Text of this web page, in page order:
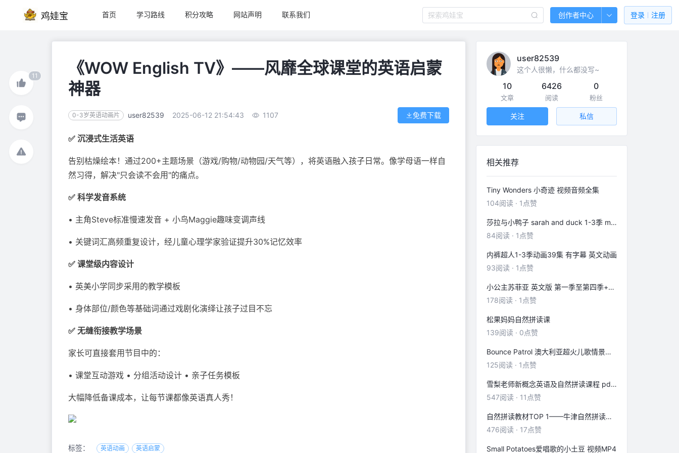
鸡娃宝 首页 学习路线 积分攻略 网站声明 联系我们 创作者中心 登录 注册
《WOW English TV》——风靡全球课堂的英语启蒙
神器
0-3岁英语动画片 user82539 2025-06-12 21:54:43 1107 免费下载
✅ 沉浸式生活英语
告别枯燥绘本！通过200+主题场景（游戏/购物/动物园/天气等），将英语融入孩子日常。像学母语一样自
然习得，解决"只会读不会用"的痛点。
✅ 科学发音系统
• 主角Steve标准慢速发音 + 小鸟Maggie趣味变调声线
• 关键词汇高频重复设计，经儿童心理学家验证提升30%记忆效率
✅ 课堂级内容设计
• 英美小学同步采用的教学模板
• 身体部位/颜色等基础词通过戏剧化演绎让孩子过目不忘
✅ 无缝衔接教学场景
家长可直接套用节目中的：
• 课堂互动游戏 • 分组活动设计 • 亲子任务模板
大幅降低备课成本，让每节课都像英语真人秀！
标签： 英语动画 英语启蒙
user82539
这个人很懒，什么都没写~
10
文章
6426
阅读
0
粉丝
关注 私信
相关推荐
Tiny Wonders 小奇迹 视频音频全集
104阅读 · 1 点赞
莎拉与小鸭子 sarah and duck 1-3季 mp3 mp4英文字幕
84阅读 · 1 点赞
内裤超人1-3季动画39集 有字幕 英文动画
93阅读 · 1 点赞
小公主苏菲亚 英文版 第一季至第四季+剧场版mkv
178阅读 · 1 点赞
松果妈妈自然拼读课
139阅读 · 0点赞
Bounce Patrol 澳大利亚超火儿歌情景剧 mp4
125阅读 · 1 点赞
雪梨老师新概念英语及自然拼读课程 pdf 视频等
547阅读 · 11 点赞
自然拼读教材TOP 1——牛津自然拼读世界Oxford Phonics World!
476阅读 · 17点赞
Small Potatoes爱唱歌的小土豆 视频MP4
11